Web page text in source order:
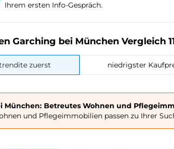
Ihrem ersten Info-Gespräch.
Garching bei München Vergleich
zuerst niedrigster
München: Betreutes Wohnen und
und Pflegeimmobilien passen zu Ihrer